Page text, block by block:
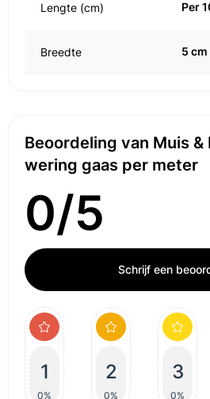
Lengte (cm) Per
Breedte 5 cm
Beoordeling van Muis &
wering gaas per meter
0/5
Schrijf een
1
0%
2
0%
3
0%